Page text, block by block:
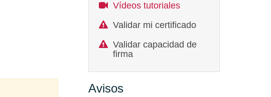
Vídeos tutoriales
Validar mi certificado
Validar capacidad de
firma
Avisos